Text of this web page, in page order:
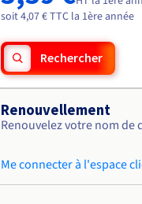
soit 4,07 € TTC la 1ère année
Rechercher
Renouvellement
Renouvelez votre nom de
Me connecter à l'espace